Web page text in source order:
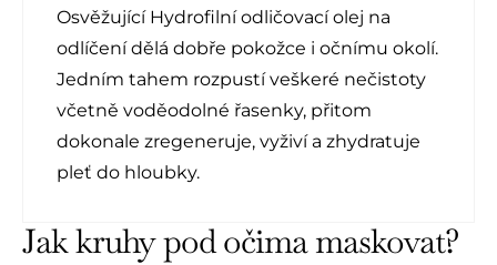
Osvěžující Hydrofilní odličovací olej na
odlíčení dělá dobře pokožce i očnímu okolí.
Jedním tahem rozpustí veškeré nečistoty
včetně voděodolné řasenky, přitom
dokonale zregeneruje, vyživí a zhydratuje
pleť do hloubky.
Jak kruhy pod očima maskovat?